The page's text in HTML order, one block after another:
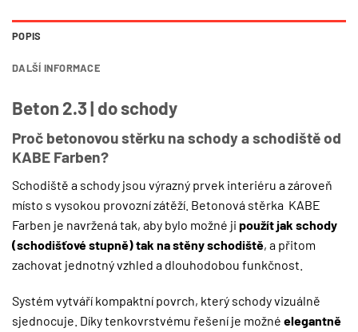
POPIS
DALŠÍ INFORMACE
Beton 2.3 | do schody
Proč betonovou stěrku na schody a schodiště od
KABE Farben?
Schodiště a schody jsou výrazný prvek interiéru a zároveň
místo s vysokou provozní zátěží. Betonová stěrka KABE
Farben je navržená tak, aby bylo možné ji použít jak schody
(schodišťové stupně) tak na stěny schodiště, a přitom
zachovat jednotný vzhled a dlouhodobou funkčnost.
Systém vytváří kompaktní povrch, který schody vizuálně
sjednocuje. Díky tenkovrstvému řešení je možné elegantně